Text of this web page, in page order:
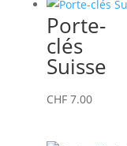
Porte-
clés
Suisse
CHF7.00